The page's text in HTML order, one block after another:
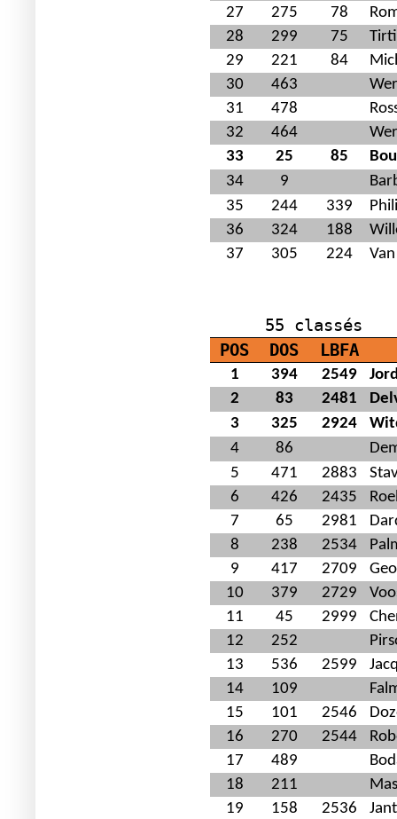
27
275 78
28
299 75
29
221 84
30
463
31
478
32
464
33
25 85
34
9
35
244 339
36
324 188
37
305 224
55 classés
POS
DOS LBFA
1 394 2549
2
83 2481
3
325 2924
4
86
5
471 2883
6
426 2435
7
65 2981
8
238 2534
9
417 2709
10
379 2729
11
45 2999
12
252
13
536 2599
14
109
15
101 2546
16
270 2544
17
489
18
211
19
158 2536